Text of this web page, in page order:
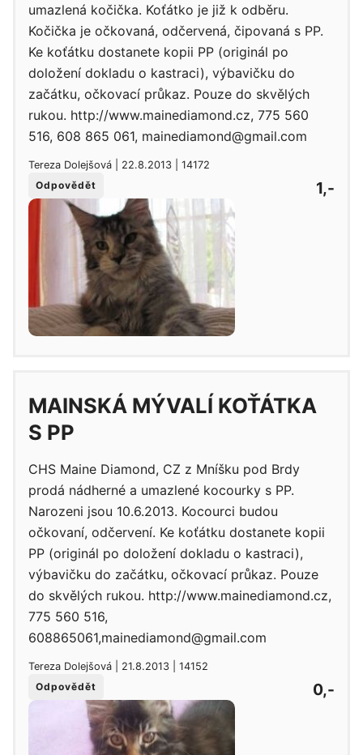
umazlená kočička. Koťátko je již k odběru.
Kočička je očkovaná, odčervená, čipovaná s PP.
Ke koťátku dostanete kopii PP (originál po
doložení dokladu o kastraci), výbavičku do
začátku, očkovací průkaz. Pouze do skvělých
rukou. http://www.mainediamond.cz, 775 560
516, 608 865 061, mainediamond@gmail.com
Tereza Dolejšová | 22.8.2013 | 14172
Odpovědět
1,-
MAINSKÁ MÝVALÍ KOŤÁTKA
S PP
CHS Maine Diamond, CZ z Mníšku pod Brdy
prodá nádherné a umazlené kocourky s PP.
Narozeni jsou 10.6.2013. Kocourci budou
očkovaní, odčervení. Ke koťátku dostanete kopii
PP (originál po doložení dokladu o kastraci),
výbavičku do začátku, očkovací průkaz. Pouze
do skvělých rukou. http://www.mainediamond.cz,
775 560 516,
608865061,mainediamond@gmail.com
Tereza Dolejšová | 21.8.2013 | 14152
Odpovědět
0,-